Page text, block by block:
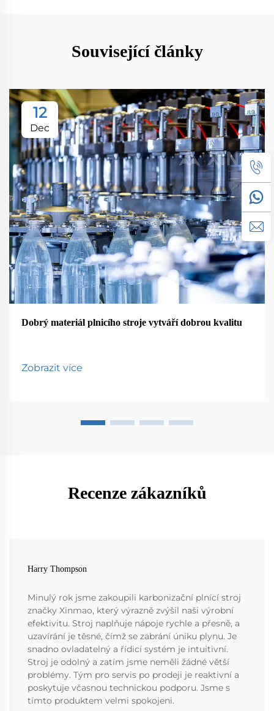
Související články
12
Dec
Dobrý materiál plnicího stroje vytváří dobrou kvalitu
Zobrazit více
Recenze zákazníků
Harry Thompson
Minulý rok jsme zakoupili karbonizační plnící stroj
značky Xinmao, který výrazně zvýšil naši výrobní
efektivitu. Stroj naplňuje nápoje rychle a přesně, a
uzavírání je těsné, čímž se zabrání úniku plynu. Je
snadno ovladatelný a řídicí systém je intuitivní.
Stroj je odolný a zatím jsme neměli žádné větší
problémy. Tým pro servis po prodeji je reaktivní a
poskytuje včasnou technickou podporu. Jsme s
tímto produktem velmi spokojeni.